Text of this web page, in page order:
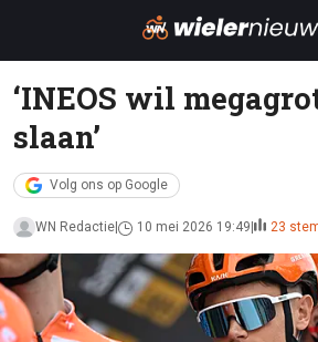
‘INEOS wil
slaan’
Volg ons op Google
WN Redactie 10 mei 2026 19:49 23